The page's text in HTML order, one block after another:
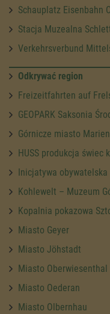
Schauplatz Eisenbahn
Stacja Muzealna
Verkehrsverbund
Odkrywać region
Freizeitfahrten auf
GEOPARK Saksonia
Górnicze miasto
HUSS produkcja świec
Inicjatywa
Kohlewelt – Muzeum
Kopalnia pokazowa
Miasto Geyer
Miasto Jöhstadt
Miasto Oberwiesenthal
Miasto Oederan
Miasto Olbernhau